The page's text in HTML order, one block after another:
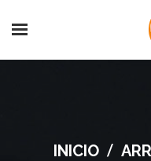
INICIO /